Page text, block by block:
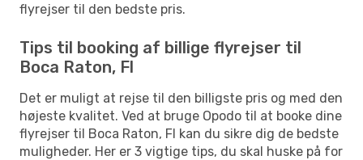
flyrejser til den bedste pris.
Tips til booking af billige flyrejser til
Boca Raton, Fl
Det er muligt at rejse til den billigste pris og med den
højeste kvalitet. Ved at bruge Opodo til at booke dine
flyrejser til Boca Raton, Fl kan du sikre dig de bedste
muligheder. Her er 3 vigtige tips, du skal huske på for